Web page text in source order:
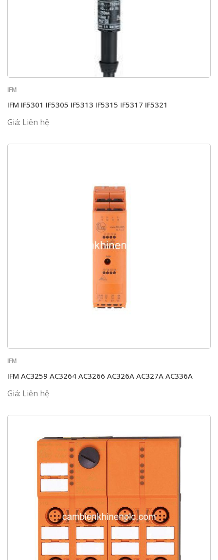
IFM
IFM IF5301 IF5305 IF5313 IF5315 IF5317 IF5321
Giá: Liên hệ
IFM
IFM AC3259 AC3264 AC3266 AC326A AC327A AC336A
Giá: Liên hệ